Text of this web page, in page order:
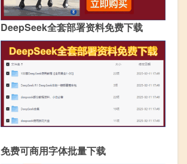
DeepSeek全套部署资料免费下载
免费可商用字体批量下载